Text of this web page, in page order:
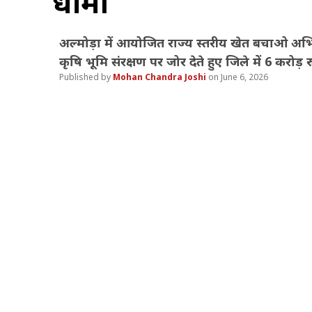
अल्मोड़ा में आयोजित राज्य स्तरीय खेत बचाओ
कृषि भूमि संरक्षण पर जोर देते हुए जिले में 6 करोड़
Mohan Chandra Joshi June 6, 2026